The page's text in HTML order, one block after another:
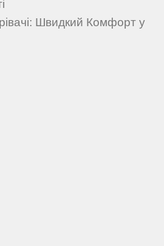
Швидкий Комфорт у